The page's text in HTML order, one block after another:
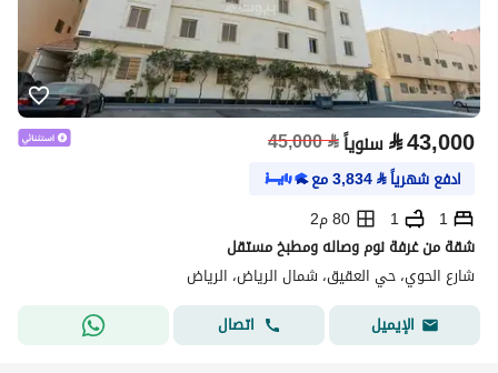
⃁43,000 سنوياً⃁
45,000
ادفع شهرياً⃁
3,834مع
1
1
80 م2
شقة من غرفة نوم وصاله ومطبخ مستقل
شارع الحوي، حي العقيق، شمال الرياض، الرياض
الإيميل
اتصال